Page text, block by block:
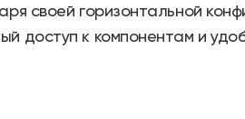
своей горизонтальной
доступ к компонентам и